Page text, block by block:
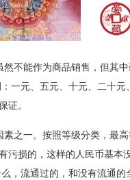
然不能作为商品销售，但其
一元、五元、十元、二十
证。
一。按照等级分类，最高
污损的，这样的人民币基
，流通过的，和没有流通的